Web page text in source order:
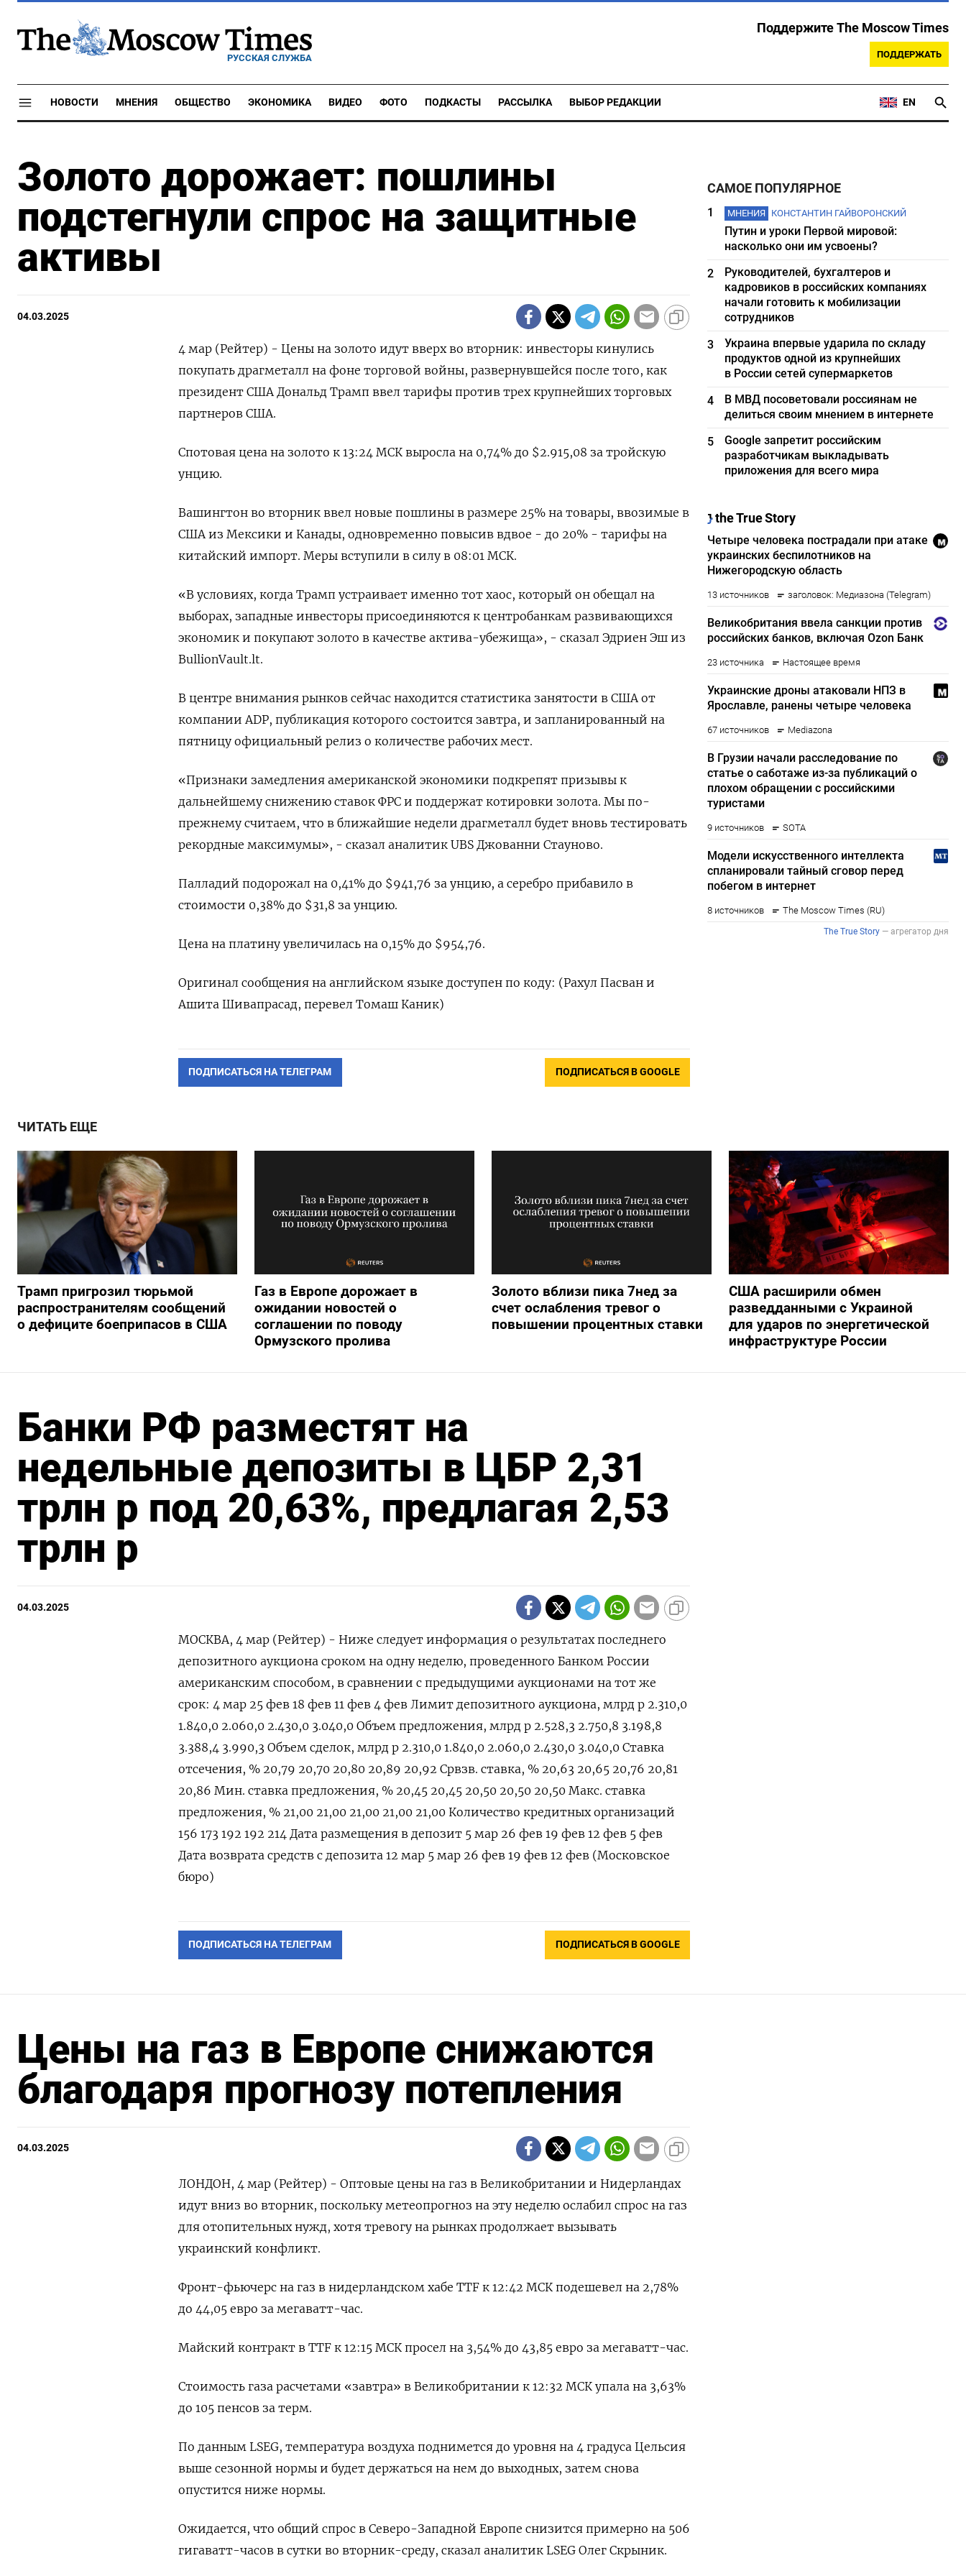
РУССКАЯ СЛУЖБА
Поддержите The Moscow Times
ПОДДЕРЖАТЬ
НОВОСТИ МНЕНИЯ ОБЩЕСТВО ЭКОНОМИКА ВИДЕО ФОТО ПОДКАСТЫ РАССЫЛКА ВЫБОР РЕДАКЦИИ EN
Золото дорожает: пошлины
подстегнули спрос на защитные
активы
04.03.2025
4 мар (Рейтер) - Цены на золото идут вверх во вторник: инвесторы кинулись
покупать драгметалл на фоне торговой войны, развернувшейся после того, как
президент США Дональд Трамп ввел тарифы против трех крупнейших торговых
партнеров США.
Спотовая цена на золото к 13:24 МСК выросла на 0,74% до $2.915,08 за тройскую
унцию.
Вашингтон во вторник ввел новые пошлины в размере 25% на товары, ввозимые в
США из Мексики и Канады, одновременно повысив вдвое - до 20% - тарифы на
китайский импорт. Меры вступили в силу в 08:01 МСК.
«В условиях, когда Трамп устраивает именно тот хаос, который он обещал на
выборах, западные инвесторы присоединяются к центробанкам развивающихся
экономик и покупают золото в качестве актива-убежища», - сказал Эдриен Эш из
BullionVault.lt.
В центре внимания рынков сейчас находится статистика занятости в США от
компании ADP, публикация которого состоится завтра, и запланированный на
пятницу официальный релиз о количестве рабочих мест.
«Признаки замедления американской экономики подкрепят призывы к
дальнейшему снижению ставок ФРС и поддержат котировки золота. Мы по-
прежнему считаем, что в ближайшие недели драгметалл будет вновь тестировать
рекордные максимумы», - сказал аналитик UBS Джованни Стауново.
Палладий подорожал на 0,41% до $941,76​​ за унцию, а серебро прибавило в
стоимости 0,38% до $31,8​ за унцию.
Цена на платину увеличилась на 0,15% до $954,76.
Оригинал сообщения на английском языке доступен по коду: (Рахул Пасван и
Ашита Шивапрасад, перевел Томаш Каник)
ПОДПИСАТЬСЯ НА ТЕЛЕГРАМ ПОДПИСАТЬСЯ В GOOGLE
САМОЕ ПОПУЛЯРНОЕ
1 МНЕНИЯ КОНСТАНТИН ГАЙВОРОНСКИЙ
Путин и уроки Первой мировой:
насколько они им усвоены?
2
Руководителей, бухгалтеров и
кадровиков в российских компаниях
начали готовить к мобилизации
сотрудников
3
Украина впервые ударила по складу
продуктов одной из крупнейших
в России сетей супермаркетов
4
В МВД посоветовали россиянам не
делиться своим мнением в интернете
5
Google запретит российским
разработчикам выкладывать
приложения для всего мира
ЧИТАТЬ ЕЩЕ
Трамп пригрозил тюрьмой
распространителям сообщений
о дефиците боеприпасов в США
Газ в Европе дорожает в
ожидании новостей о
соглашении по поводу
Ормузского пролива
Золото вблизи пика 7нед за
счет ослабления тревог о
повышении процентных ставки
США расширили обмен
разведданными с Украиной
для ударов по энергетической
инфраструктуре России
Банки РФ разместят на
недельные депозиты в ЦБР 2,31
трлн р под 20,63%, предлагая 2,53
трлн р
04.03.2025
МОСКВА, 4 мар (Рейтер) - Ниже следует информация о результатах последнего
депозитного аукциона сроком на одну неделю, проведенного Банком России
американским способом, в сравнении с предыдущими аукционами на тот же
срок: 4 мар 25 фев 18 фев 11 фев 4 фев Лимит депозитного аукциона, млрд р 2.310,0
1.840,0 2.060,0 2.430,0 3.040,0 Объем предложения, млрд р 2.528,3 2.750,8 3.198,8
3.388,4 3.990,3 Объем сделок, млрд р 2.310,0 1.840,0 2.060,0 2.430,0 3.040,0 Ставка
отсечения, % 20,79 20,70 20,80 20,89 20,92 Срвзв. ставка, % 20,63 20,65 20,76 20,81
20,86 Мин. ставка предложения, % 20,45 20,45 20,50 20,50 20,50 Макс. ставка
предложения, % 21,00 21,00 21,00 21,00 21,00 Количество кредитных организаций
156 173 192 192 214 Дата размещения в депозит 5 мар 26 фев 19 фев 12 фев 5 фев
Дата возврата средств с депозита 12 мар 5 мар 26 фев 19 фев 12 фев (Московское
бюро)
ПОДПИСАТЬСЯ НА ТЕЛЕГРАМ ПОДПИСАТЬСЯ В GOOGLE
Цены на газ в Европе снижаются
благодаря прогнозу потепления
04.03.2025
ЛОНДОН, 4 мар (Рейтер) - Оптовые цены на газ в Великобритании и Нидерландах
идут вниз во вторник, поскольку метеопрогноз на эту неделю ослабил спрос на газ
для отопительных нужд, хотя тревогу на рынках продолжает вызывать
украинский конфликт.
Фронт-фьючерс на газ в нидерландском хабе TTF к 12:42 МСК подешевел на 2,78%
до 44,05 евро за мегаватт-час.
Майский контракт в TTF к 12:15 МСК просел на 3,54% до 43,85 евро за мегаватт-час.
Стоимость газа расчетами «завтра» в Великобритании к 12:32 МСК упала на 3,63%
до 105 пенсов за терм.
По данным LSEG, температура воздуха поднимется до уровня на 4 градуса Цельсия
выше сезонной нормы и будет держаться на нем до выходных, затем снова
опустится ниже нормы.
Ожидается, что общий спрос в Северо-Западной Европе снизится примерно на 506
гигаватт-часов в сутки во вторник-среду, сказал аналитик LSEG Олег Скрыник.